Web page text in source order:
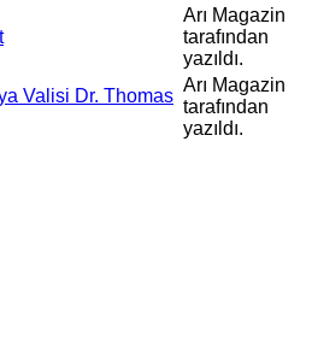
Arı Magazin
tarafından
yazıldı.
Valisi Dr. Thomas
Arı Magazin
tarafından
yazıldı.